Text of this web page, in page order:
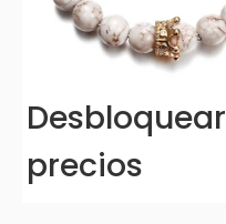
Desbloquear
precios